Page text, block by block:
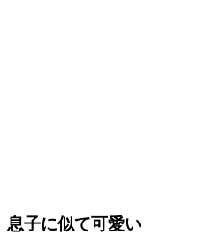
息子に似て可愛い